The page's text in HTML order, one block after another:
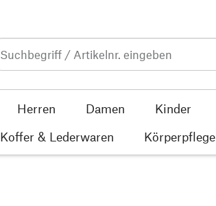
Herren Damen Kinder
Koffer & Lederwaren Körperpflege